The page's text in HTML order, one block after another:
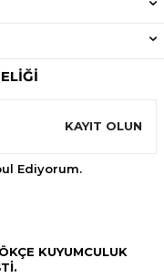
KAYIT OLUN
Ediyorum.
KUYUMCULUK